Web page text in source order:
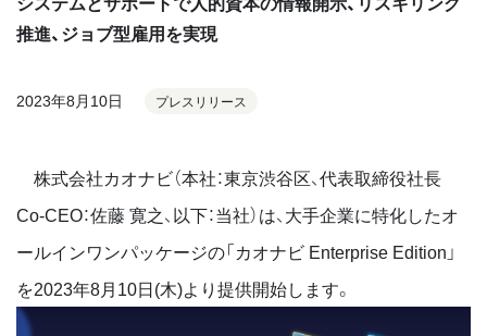
推進、ジョブ型雇用を実現
2023年8月10日 プレスリリース
株式会社カオナビ（本社：東京渋谷区、代表取締役社長
Co-CEO：佐藤 寛之、以下：当社）は、大手企業に特化したオ
ールインワンパッケージの「カオナビ Enterprise Edition」
を2023年8月10日(木)より提供開始します。